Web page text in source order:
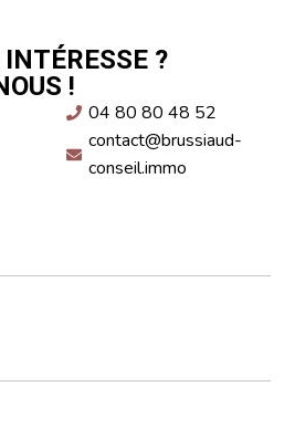
?
!
04 80 80 48 52
contact@brussiaud-
conseil.immo